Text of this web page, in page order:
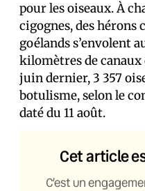
pour les oiseaux. À
cigognes, des hérons
goélands s’envolent
kilomètres de canaux
juin dernier, 3 357
botulisme, selon le
daté du 11 août.
Cet article
C’est un